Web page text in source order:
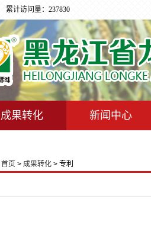
累计访问量：237830
成果转化 新闻中心
首页 > 成果转化 > 专利